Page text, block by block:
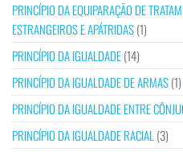
PRINCÍPIO DA EQUIPARAÇÃO DE
ESTRANGEIROS E APÁTRIDAS(1)
PRINCÍPIO DA IGUALDADE(14)
PRINCÍPIO DA IGUALDADE DE ARMAS(1)
PRINCÍPIO DA IGUALDADE ENTRE
PRINCÍPIO DA IGUALDADE RACIAL (3)